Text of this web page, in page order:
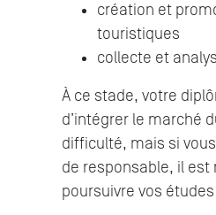
création et
touristiques
collecte et
À ce stade, votre
d’intégrer le marché
difficulté, mais si
de responsable, il
poursuivre vos études